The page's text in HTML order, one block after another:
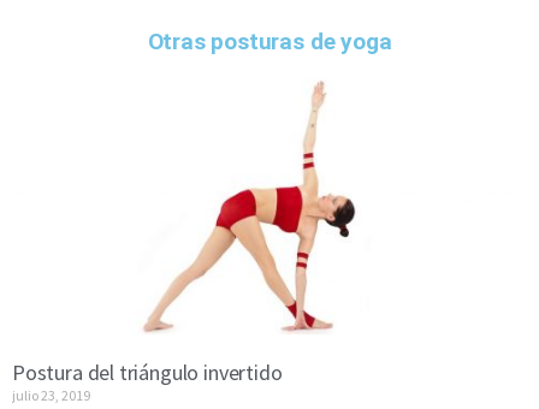
Otras posturas de yoga
Postura del triángulo invertido
julio 23, 2019